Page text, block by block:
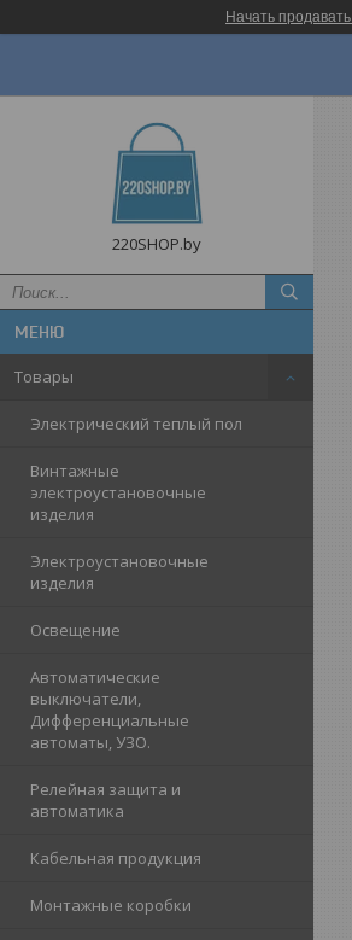
Начать
220SHOP.by
Товары
Электрический теплый пол
Винтажные
электроустановочные
изделия
Электроустановочные
изделия
Освещение
Автоматические
выключатели,
Дифференциальные
автоматы, УЗО.
Релейная защита и
автоматика
Кабельная продукция
Монтажные коробки